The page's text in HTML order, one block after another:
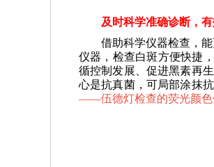
及时科学准确诊断，有
借助科学仪器检查，能
仪器，检查白斑方便快捷
循控制发展、促进黑素再
心是抗真菌，可局部涂抹
——伍德灯检查的荧光颜